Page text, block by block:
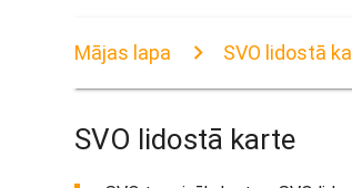
Mājas lapa SVO lidostā
SVO lidostā karte